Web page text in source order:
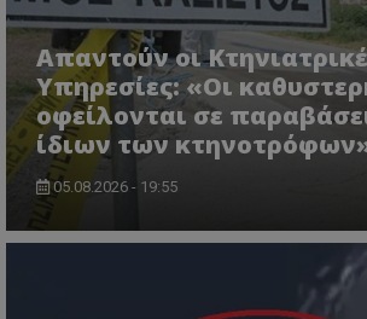
Απαντούν οι
Υπηρεσίες: «Οι
οφείλονται σε
ίδιων των
05.08.2026 - 19:55